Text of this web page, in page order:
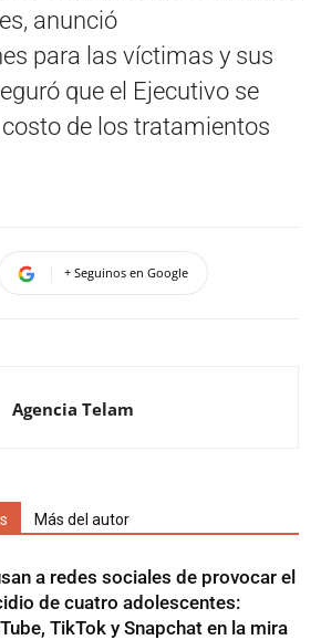
anunció
para las víctimas y sus
que el Ejecutivo se
de los tratamientos
+ Seguinos en Google
Agencia Telam
Más del autor
a redes sociales de provocar el
de cuatro adolescentes:
TikTok y Snapchat en la mira